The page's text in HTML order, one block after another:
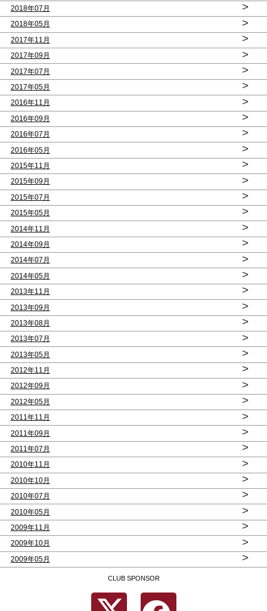
2018年07月 >
2018年05月 >
2017年11月 >
2017年09月 >
2017年07月 >
2017年05月 >
2016年11月 >
2016年09月 >
2016年07月 >
2016年05月 >
2015年11月 >
2015年09月 >
2015年07月 >
2015年05月 >
2014年11月 >
2014年09月 >
2014年07月 >
2014年05月 >
2013年11月 >
2013年09月 >
2013年08月 >
2013年07月 >
2013年05月 >
2012年11月 >
2012年09月 >
2012年05月 >
2011年11月 >
2011年09月 >
2011年07月 >
2010年11月 >
2010年10月 >
2010年07月 >
2010年05月 >
2009年11月 >
2009年10月 >
2009年05月 >
CLUB SPONSOR